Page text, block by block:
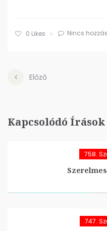
0 Likes Nincs
Előző
Kapcsolódó Írások
758.
747.